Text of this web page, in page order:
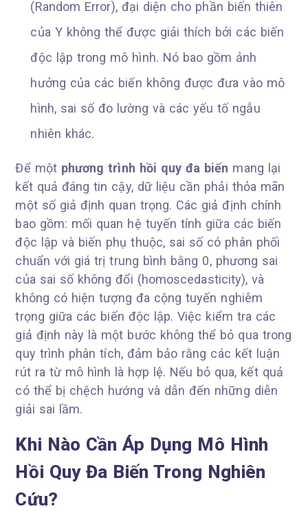
(Random Error), đại diện cho phần biến thiên
của Y không thể được giải thích bởi các biến
độc lập trong mô hình. Nó bao gồm ảnh
hưởng của các biến không được đưa vào mô
hình, sai số đo lường và các yếu tố ngẫu
nhiên khác.
Để một phương trình hồi quy đa biến mang lại
kết quả đáng tin cậy, dữ liệu cần phải thỏa mãn
một số giả định quan trọng. Các giả định chính
bao gồm: mối quan hệ tuyến tính giữa các biến
độc lập và biến phụ thuộc, sai số có phân phối
chuẩn với giá trị trung bình bằng 0, phương sai
của sai số không đổi (homoscedasticity), và
không có hiện tượng đa cộng tuyến nghiêm
trọng giữa các biến độc lập. Việc kiểm tra các
giả định này là một bước không thể bỏ qua trong
quy trình phân tích, đảm bảo rằng các kết luận
rút ra từ mô hình là hợp lệ. Nếu bỏ qua, kết quả
có thể bị chệch hướng và dẫn đến những diễn
giải sai lầm.
Khi Nào Cần Áp Dụng Mô Hình
Hồi Quy Đa Biến Trong Nghiên
Cứu?